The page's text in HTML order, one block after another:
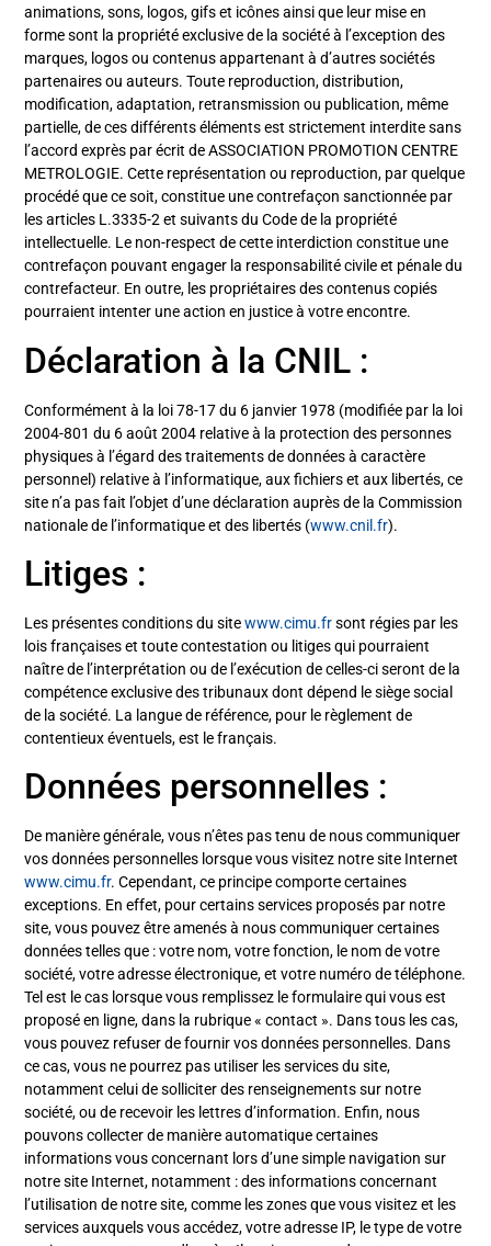
animations, sons, logos, gifs et icônes ainsi que leur mise en
forme sont la propriété exclusive de la société à l’exception des
marques, logos ou contenus appartenant à d’autres sociétés
partenaires ou auteurs. Toute reproduction, distribution,
modification, adaptation, retransmission ou publication, même
partielle, de ces différents éléments est strictement interdite sans
l’accord exprès par écrit de ASSOCIATION PROMOTION CENTRE
METROLOGIE. Cette représentation ou reproduction, par quelque
procédé que ce soit, constitue une contrefaçon sanctionnée par
les articles L.3335-2 et suivants du Code de la propriété
intellectuelle. Le non-respect de cette interdiction constitue une
contrefaçon pouvant engager la responsabilité civile et pénale du
contrefacteur. En outre, les propriétaires des contenus copiés
pourraient intenter une action en justice à votre encontre.
Déclaration à la CNIL :
Conformément à la loi 78-17 du 6 janvier 1978 (modifiée par la loi
2004-801 du 6 août 2004 relative à la protection des personnes
physiques à l’égard des traitements de données à caractère
personnel) relative à l’informatique, aux fichiers et aux libertés, ce
site n’a pas fait l’objet d’une déclaration auprès de la Commission
nationale de l’informatique et des libertés (www.cnil.fr).
Litiges :
Les présentes conditions du sitewww.cimu.frsont régies par les
lois françaises et toute contestation ou litiges qui pourraient
naître de l’interprétation ou de l’exécution de celles-ci seront de la
compétence exclusive des tribunaux dont dépend le siège social
de la société. La langue de référence, pour le règlement de
contentieux éventuels, est le français.
Données personnelles :
De manière générale, vous n’êtes pas tenu de nous communiquer
vos données personnelles lorsque vous visitez notre site Internet
www.cimu.fr. Cependant, ce principe comporte certaines
exceptions. En effet, pour certains services proposés par notre
site, vous pouvez être amenés à nous communiquer certaines
données telles que : votre nom, votre fonction, le nom de votre
société, votre adresse électronique, et votre numéro de téléphone.
Tel est le cas lorsque vous remplissez le formulaire qui vous est
proposé en ligne, dans la rubrique « contact ». Dans tous les cas,
vous pouvez refuser de fournir vos données personnelles. Dans
ce cas, vous ne pourrez pas utiliser les services du site,
notamment celui de solliciter des renseignements sur notre
société, ou de recevoir les lettres d’information. Enfin, nous
pouvons collecter de manière automatique certaines
informations vous concernant lors d’une simple navigation sur
notre site Internet, notamment : des informations concernant
l’utilisation de notre site, comme les zones que vous visitez et les
services auxquels vous accédez, votre adresse IP, le type de votre